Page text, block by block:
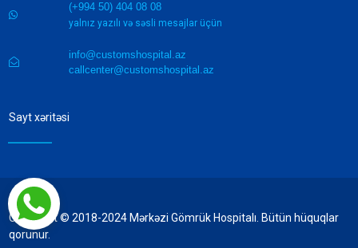

(+994 50) 404 08 08
yalnız yazılı və səsli mesajlar üçün

info@customshospital.az
callcenter@customshospital.az
Sayt xəritəsi
Copyright © 2018-2024 Mərkəzi Gömrük Hospitalı. Bütün hüquqlar
qorunur.